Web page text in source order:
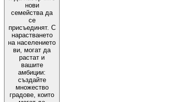
нови
семейства да
се
присъединят. С
нарастването
на населението
ви, могат да
растат и
вашите
амбиции:
създайте
множество
градове, които